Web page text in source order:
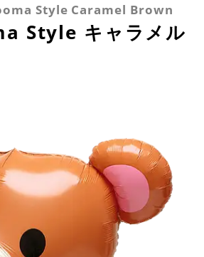
Style Caramel Brown
Style キャラメル